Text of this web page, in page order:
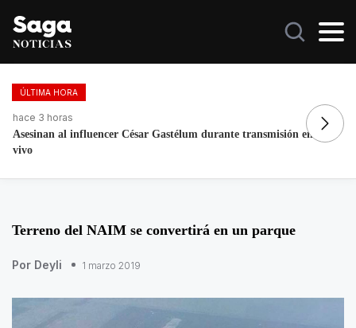
ÚLTIMA HORA
hace 2 horas
Maru Campos advierte riesgos para la libertad de expresión
Terreno del NAIM se convertirá en un parque
Por Deyli 1 marzo 2019